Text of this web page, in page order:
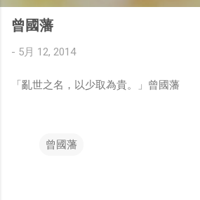
曾國藩
- 5月 12, 2014
「亂世之名，以少取為貴。」曾國藩
曾國藩